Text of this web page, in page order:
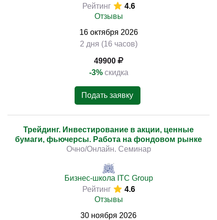
нужная и актуальная информация.
Рейтинг
4.6
Отзывы
16 октября 2026
2 дня (16 часов)
49900
-3% скидка
Подать заявку
Трейдинг. Инвестирование в акции, ценные
бумаги, фьючерсы. Работа на фондовом рынке
Очно/Онлайн. Семинар
Бизнес-школа ITC Group
Рейтинг
4.6
Отзывы
30 ноября 2026